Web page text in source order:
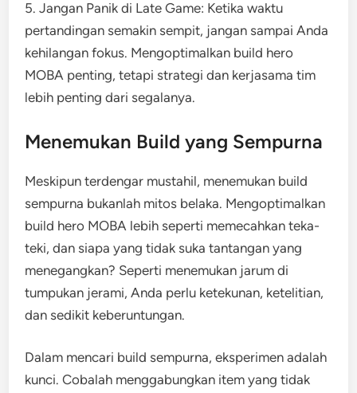
5. Jangan Panik di Late Game: Ketika waktu
pertandingan semakin sempit, jangan sampai Anda
kehilangan fokus. Mengoptimalkan build hero
MOBA penting, tetapi strategi dan kerjasama tim
lebih penting dari segalanya.
Menemukan Build yang Sempurna
Meskipun terdengar mustahil, menemukan build
sempurna bukanlah mitos belaka. Mengoptimalkan
build hero MOBA lebih seperti memecahkan teka-
teki, dan siapa yang tidak suka tantangan yang
menegangkan? Seperti menemukan jarum di
tumpukan jerami, Anda perlu ketekunan, ketelitian,
dan sedikit keberuntungan.
Dalam mencari build sempurna, eksperimen adalah
kunci. Cobalah menggabungkan item yang tidak